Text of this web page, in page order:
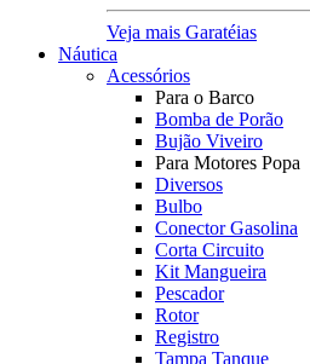
Veja mais Garatéias
Náutica
Acessórios
Para o Barco
Bomba de Porão
Bujão Viveiro
Para Motores Popa
Diversos
Bulbo
Conector Gasolina
Corta Circuito
Kit Mangueira
Pescador
Rotor
Registro
Tampa Tanque